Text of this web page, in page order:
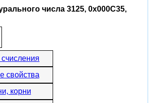
числа 3125, 0x000C35,
свойства
корни